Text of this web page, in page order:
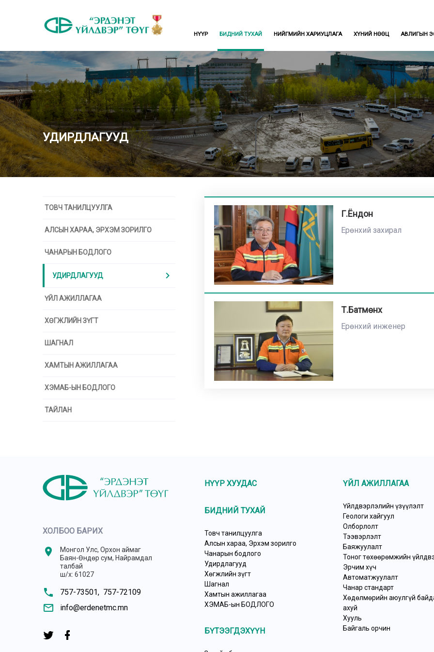
НҮҮР БИДНИЙ ТУХАЙ НИЙГМИЙН ХАРИУЦЛАГА ХҮНИЙ НӨӨЦ АВЛИГЫН
УДИРДЛАГУУД
ТОВЧ ТАНИЛЦУУЛГА
АЛСЫН ХАРАА, ЭРХЭМ ЗОРИЛГО
ЧАНАРЫН БОДЛОГО
УДИРДЛАГУУД chevron_right
ҮЙЛ АЖИЛЛАГАА
ХӨГЖЛИЙН ЗҮГТ
ШАГНАЛ
ХАМТЫН АЖИЛЛАГАА
ХЭМАБ-ЫН БОДЛОГО
ТАЙЛАН
Г.Ёндон
Ерөнхий захирал
Т.Батмөнх
Ерөнхий инженер
ХОЛБОО БАРИХ
location_on
Монгол Улс, Орхон аймаг
Баян-Өндөр сум, Найрамдал
талбай
ш/х: 61027
phone 757-73501, 757-72109
mail_outline info@erdenetmc.mn
НҮҮР ХУУДАС
БИДНИЙ ТУХАЙ
Товч танилцуулга
Алсын хараа, Эрхэм зорилго
Чанарын бодлого
Удирдлагууд
Хөгжлийн зүгт
Шагнал
Хамтын ажиллагаа
ХЭМАБ-ын БОДЛОГО
БҮТЭЭГДЭХҮҮН
ҮЙЛ АЖИЛЛАГАА
Үйлдвэрлэлийн үзүүлэлт
Геологи хайгуул
Олборлолт
Тээвэрлэлт
Баяжуулалт
Тоног төхөөрөмжийн
Эрчим хүч
Автоматжуулалт
Чанар стандарт
Хөдөлмөрийн аюулгүй
ахуй
Хууль
Байгаль орчин